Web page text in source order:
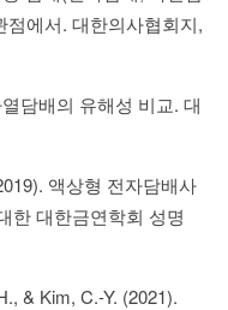
점에서. 대한의사협회지,
담배의 유해성 비교. 대
액상형 전자담배사
한 대한금연학회 성명
& Kim, C.-Y. (2021).